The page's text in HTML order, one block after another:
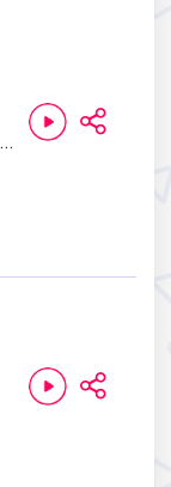
Алиса Буслова & Таисия Скоморохова